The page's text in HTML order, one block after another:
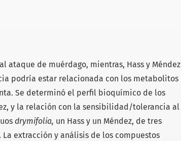
ataque de muérdago, mientras, Hass y Méndez
podría estar relacionada con los metabolitos
Se determinó el perfil bioquímico de los
y la relación con la sensibilidad/tolerancia al
drymifolia, un Hass y un Méndez, de tres
extracción y análisis de los compuestos